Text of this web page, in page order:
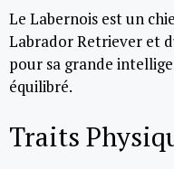
Le Labernois est un
Labrador Retriever et
pour sa grande
équilibré.
Traits